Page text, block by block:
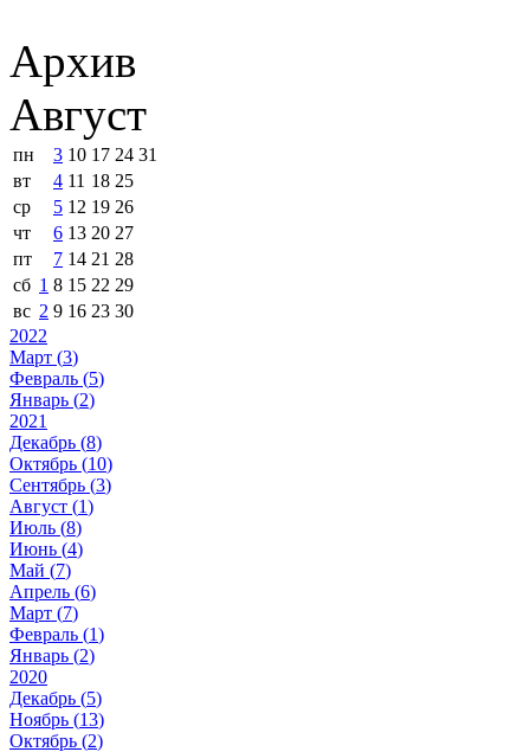
Архив
Август
пн 3 10 17 24 31
вт
4 11 18 25
ср
5 12 19 26
чт
6 13 20 27
пт
7 14 21 28
сб 1 8 15 22 29
вс 2 9 16 23 30
2022
Март (3)
Февраль (5)
Январь (2)
2021
Декабрь (8)
Октябрь (10)
Сентябрь (3)
Август (1)
Июль (8)
Июнь (4)
Май (7)
Апрель (6)
Март (7)
Февраль (1)
Январь (2)
2020
Декабрь (5)
Ноябрь (13)
Октябрь (2)